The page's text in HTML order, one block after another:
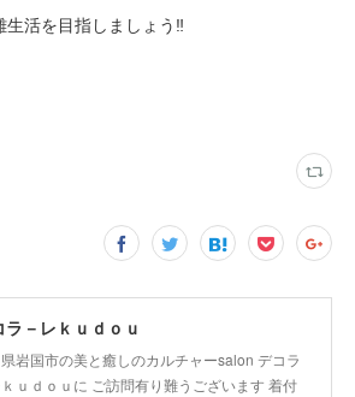
活を目指しましょう‼️
ラ－レｋｕｄｏｕ
岩国市の美と癒しのカルチャーsalon デコラ
ｋｕｄｏｕに ご訪問有り難うございます 着付